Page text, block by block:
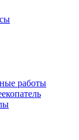
работы